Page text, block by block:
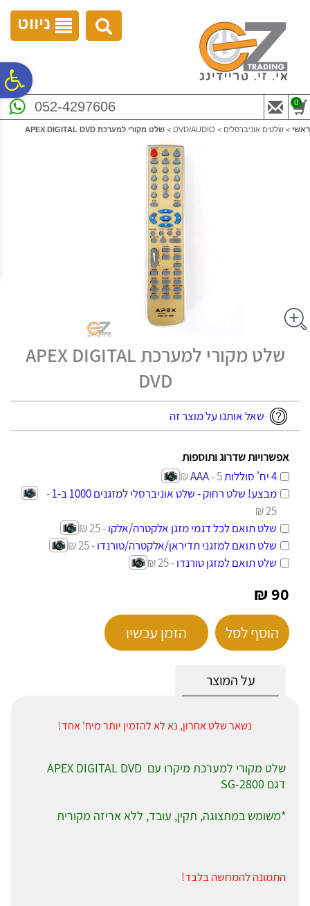
נגישות
ניווט
052-4297606 0
ראשי > שלטים אוניברסלים >
DVD/AUDIO
> שלט מקורי למערכת APEX DIGITAL DVD
שלט מקורי למערכת APEX DIGITAL
DVD
שאל אותנו על מוצר זה
אפשרויות שדרוג ותוספות
4 יח' סוללות AAA
- 5 ₪
מבצע! שלט רחוק - שלט אוניברסלי למזגנים 1000 ב-1
-
25 ₪
שלט תואם לכל דגמי מזגן אלקטרה/אלקו- 25 ₪
שלט תואם למזגני תדיראן/אלקטרה/טורנדו- 25 ₪
שלט תואם למזגן טורנדו- 25 ₪
90 ₪
הוסף לסל הזמן עכשיו
על המוצר
נשאר שלט אחרון, נא לא להזמין יותר מיח' אחד!
דגם SG-2800
*משומש במתצוגה, תקין, עובד, ללא אריזה מקורית
התמונה להמחשה בלבד!